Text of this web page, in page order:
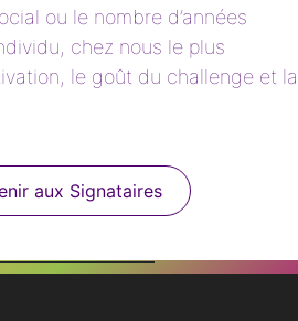
ou le nombre d’années
chez nous le plus
le goût du challenge et la
aux Signataires